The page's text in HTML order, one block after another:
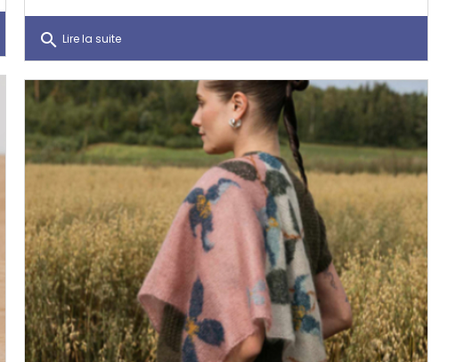
search Lire la suite